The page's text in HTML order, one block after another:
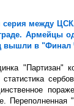
серия между
Армейцы
вышли в "Финал
"Партизан"